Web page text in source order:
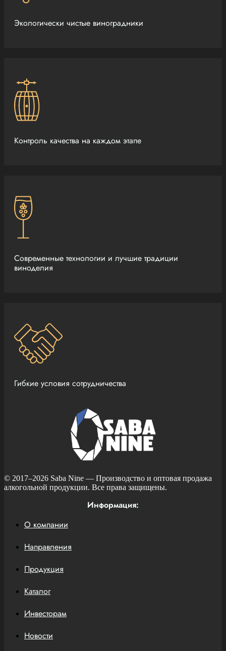
Экологически чистые виноградники
Контроль качества на каждом этапе
Современные технологии и лучшие традиции
виноделия
Гибкие условия сотрудничества
© 2017–2026 Saba Nine — Производство и оптовая продажа
алкогольной продукции. Все права защищены.
Информация:
О компании
Направления
Продукция
Каталог
Инвесторам
Новости